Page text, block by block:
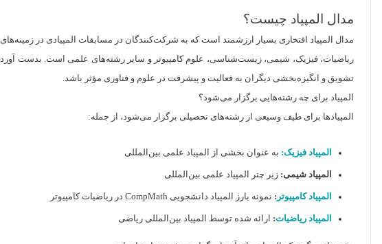
مدال المپیاد چیست؟
مدال المپیاد افتخاری بسیار ارزشمند است که به شرکت‌کنندگان در مسابقات المپیادی در
ریاضیات، فیزیک، شیمی، زیست‌شناسی، علوم کامپیوتر و سایر رشته‌های علمی است. بدست
تشویق و انگیزه‌بخشی دیگران به فعالیت و پیشرفت در علوم و فناوری مؤثر باشد.
المپیاد برای چه رشته‌هایی برگزار می‌شود؟
المپیادها برای طیف وسیعی از رشته‌های تحصیلی برگزار می‌شود، از جمله:
المپیاد فیزیک: به عنوان بخشی از المپیاد علمی بین‌المللی
المپیاد شیمی: زیر چتر المپیاد علمی بین‌المللی
المپیاد کامپیوتر : نمونه بارز المپیاد دانشجویی CompMath در ریاضیات کامپیوتر
المپیاد ریاضیات: ارائه شده توسط المپیاد بین‌المللی ریاضی